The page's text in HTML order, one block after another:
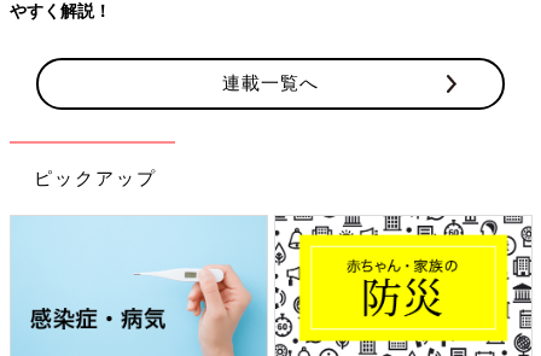
やすく解説！
連載一覧へ
ピックアップ